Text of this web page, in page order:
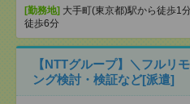
[勤務地] 大手町(東京都)駅から徒歩1
徒歩6分
【NTTグループ】＼フルリ
ング検討・検証など[派遣]